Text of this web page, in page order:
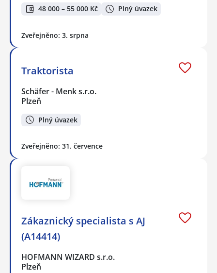
48 000 – 55 000 Kč Plný úvazek
Zveřejněno: 3. srpna
Traktorista
Schäfer - Menk s.r.o.
Plzeň
Plný úvazek
Zveřejněno: 31. července
Zákaznický specialista s AJ
(A14414)
HOFMANN WIZARD s.r.o.
Plzeň